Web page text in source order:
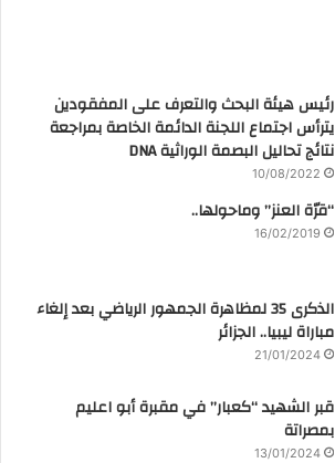
رئيس هيئة البحث والتعرف على المفقودين
يترأس اجتماع اللجنة الدائمة الخاصة بمراجعة
نتائج تحاليل البصمة الوراثية DNA
10/08/2022
“قرّة العنز” وماحولها..
16/02/2019
الذكرى 35 لمظاهرة الجمهور الرياضي بعد إلغاء
مباراة ليبيا.. الجزائر
21/01/2024
قبر الشهيد “كعبار” في مقبرة أبو اعليم
بمصراتة
13/01/2024